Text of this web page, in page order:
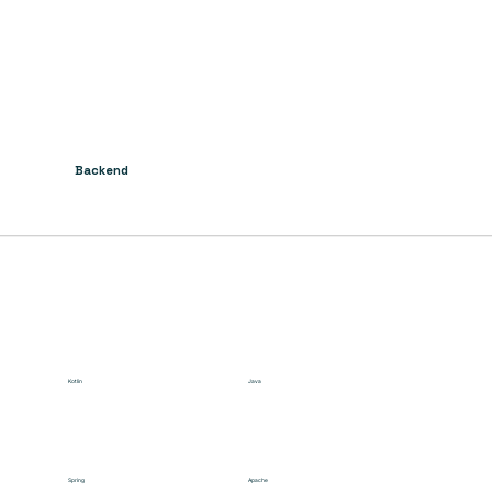
Backend
Kotlin Java
Spring Apache